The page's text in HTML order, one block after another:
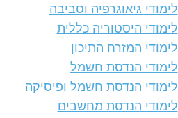
לימודי גיאוגרפיה וסביבה
לימודי היסטוריה כללית
לימודי המזרח התיכון
לימודי הנדסת חשמל
לימודי הנדסת חשמל ופיסיקה
לימודי הנדסת מחשבים